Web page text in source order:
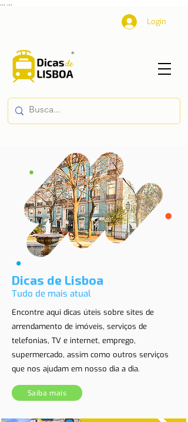
Login
Dicas de Lisboa
Tudo de mais atual
Encontre aqui dicas úteis sobre sites de
arrendamento de imóveis, serviços de
telefonias, TV e internet, emprego,
supermercado, assim como outros serviços
que nos ajudam em nosso dia a dia.
Saiba mais